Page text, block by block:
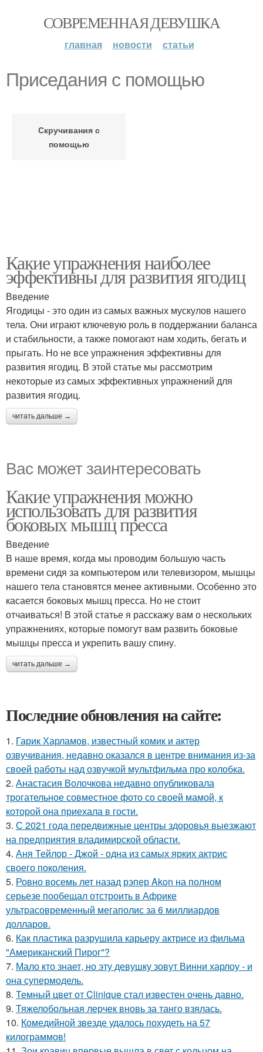
СОВРЕМЕННАЯ ДЕВУШКА
главная новости статьи
Приседания с помощью
Скручивания с
помощью
Какие упражнения наиболее
эффективны для развития ягодиц
Введение
Ягодицы - это один из самых важных мускулов нашего
тела. Они играют ключевую роль в поддержании баланса
и стабильности, а также помогают нам ходить, бегать и
прыгать. Но не все упражнения эффективны для
развития ягодиц. В этой статье мы рассмотрим
некоторые из самых эффективных упражнений для
развития ягодиц.
читать дальше →
Вас может заинтересовать
Какие упражнения можно
использовать для развития
боковых мышц пресса
Введение
В наше время, когда мы проводим большую часть
времени сидя за компьютером или телевизором, мышцы
нашего тела становятся менее активными. Особенно это
касается боковых мышц пресса. Но не стоит
отчаиваться! В этой статье я расскажу вам о нескольких
упражнениях, которые помогут вам развить боковые
мышцы пресса и укрепить вашу спину.
читать дальше →
Последние обновления на сайте:
1. Гарик Харламов, известный комик и актер
озвучивания, недавно оказался в центре внимания из-за
своей работы над озвучкой мультфильма про колобка.
2. Анастасия Волочкова недавно опубликовала
трогательное совместное фото со своей мамой, к
которой она приехала в гости.
3. С 2021 года передвижные центры здоровья выезжают
на предприятия владимирской области.
4. Аня Тейлор - Джой - одна из самых ярких актрис
своего поколения.
5. Ровно восемь лет назад рэпер Akon на полном
серьезе пообещал отстроить в Африке
ультрасовременный мегаполис за 6 миллиардов
долларов.
6. Как пластика разрушила карьеру актрисе из фильма
"Американский Пирог"?
7. Мало кто знает, но эту девушку зовут Винни харлоу - и
она супермодель.
8. Темный цвет от Clinique стал известен очень давно.
9. Тяжелобольная лерчек вновь за танго взялась.
10. Комедийной звезде удалось похудеть на 57
килограммов!